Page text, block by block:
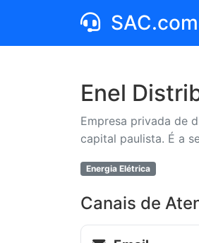
Enel
Empresa privada de
capital paulista. É a
Energia Elétrica
Canais de